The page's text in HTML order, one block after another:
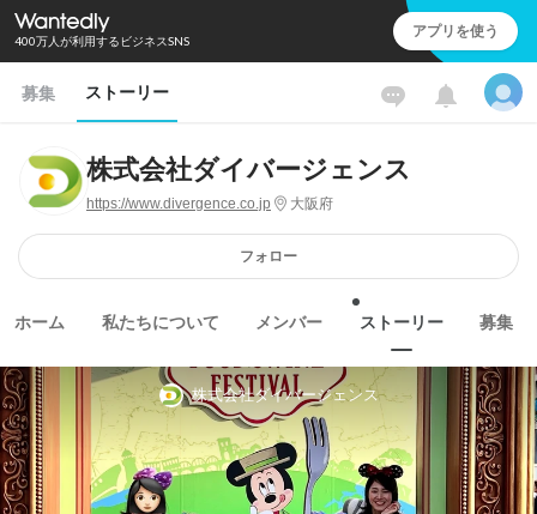
400万人が利用するビジネスSNS アプリを使う
募集 ストーリー
株式会社ダイバージェンス
https://www.divergence.co.jp 大阪府
フォロー
ホーム 私たちについて メンバー ストーリー 募集
株式会社ダイバージェンス